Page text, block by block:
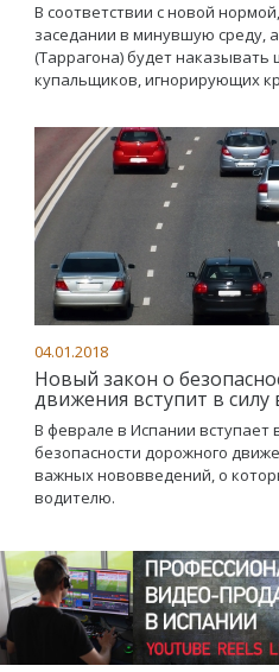
В соответствии с новой
заседании в минувшую среду,
(Таррагона) будет
купальщиков, игнорирующих
04.01.2018
Новый закон о
движения вступит в силу
В феврале в Испании вступает
безопасности дорожного
важных нововведений, о
водителю.